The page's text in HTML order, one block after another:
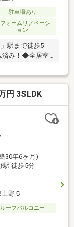
駐車場あり
ォームリノベーシ
ョン
駅まで徒歩5
み！◆全居室6
スト上野支店
【ラ
ーションはも
イクルの変化を
実施します
円 3SLDK
30年6ヶ月)
駅 徒歩5分
野５
ルーフバルコニー